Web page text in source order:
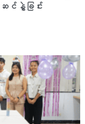
ဆင်နွှဲခြင်း